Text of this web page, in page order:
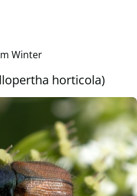
Winter
horticola)